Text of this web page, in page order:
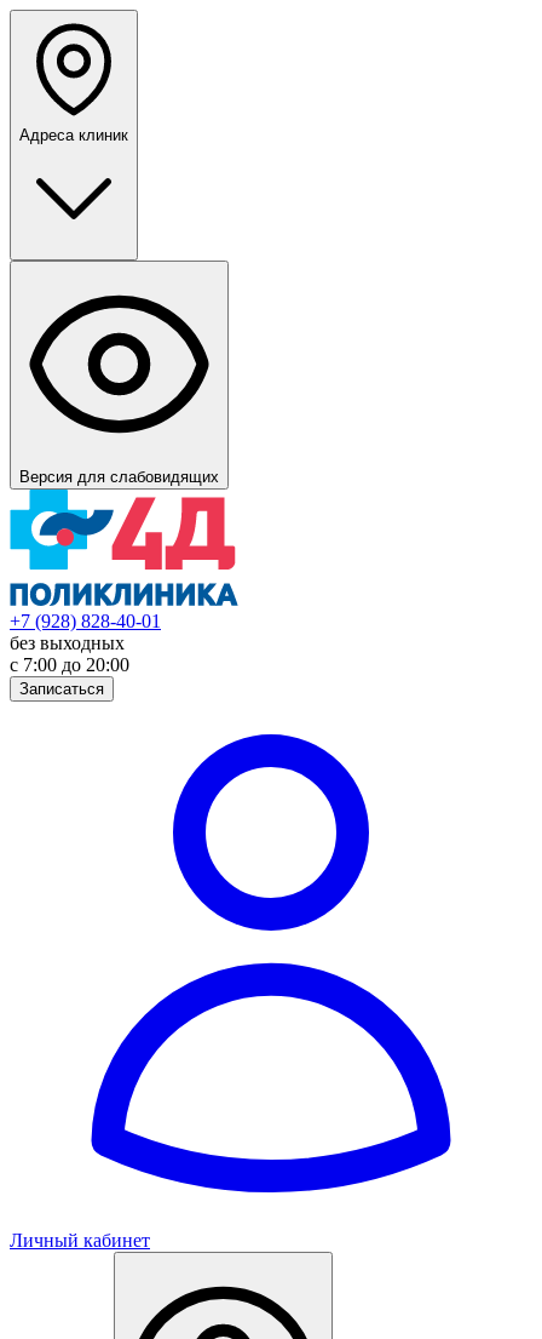
Адреса клиник
Версия для слабовидящих
+7 (928) 828-40-01
без выходных
с 7:00 до 20:00
Записаться
Личный кабинет